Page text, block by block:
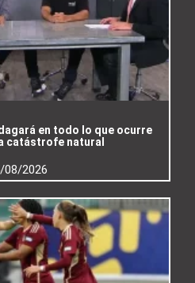
en todo lo que ocurre
catástrofe natural
08/2026